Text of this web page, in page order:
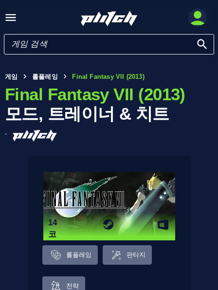
게임 롤플레잉 Final Fantasy VII (2013)
Final Fantasy VII (2013)
모드, 트레이너 & 치트
-
14
코
드
롤플레잉 판타지
전략